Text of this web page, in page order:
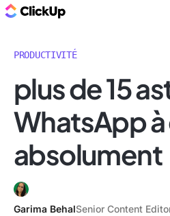
PRODUCTIVITÉ
plus de 15
WhatsApp
absolument
Garima BehalSenior Content